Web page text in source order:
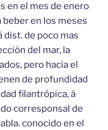
en el mes de enero
beber en los meses
dist. de poco mas
del mar, la
pero hacia el
de profundidad
filantrópica, á
corresponsal de
conocido en el